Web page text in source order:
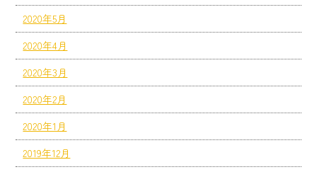
2020年5月
2020年4月
2020年3月
2020年2月
2020年1月
2019年12月